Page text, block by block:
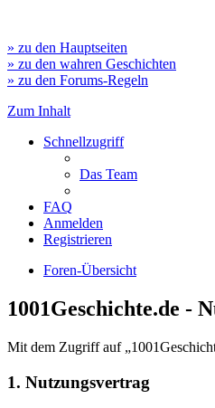
» zu den Hauptseiten
» zu den wahren Geschichten
» zu den Forums-Regeln
Zum Inhalt
Schnellzugriff
Das Team
FAQ
Anmelden
Registrieren
Foren-Übersicht
1001Geschichte.de -
Mit dem Zugriff auf
1. Nutzungsvertrag